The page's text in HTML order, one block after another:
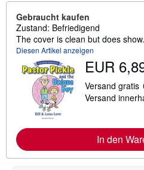
Gebraucht kaufen
Zustand: Befriedigend
The cover is clean but does
Diesen Artikel anzeigen
EUR
Versand gratis
Versand
In den